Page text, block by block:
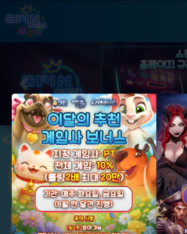
게임
Previous